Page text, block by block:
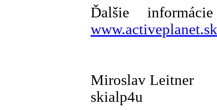
Ďalšie
www.activeplanet.sk
Miroslav Leitner
skialp4u